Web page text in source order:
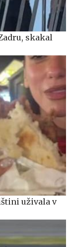
skakal
uživala v